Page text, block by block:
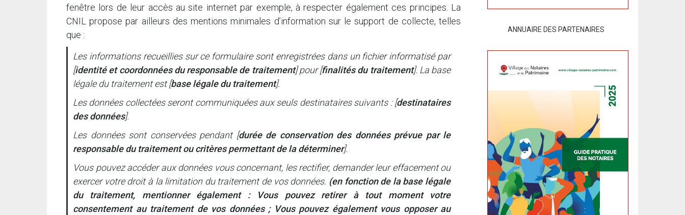
fenêtre lors de leur accès au site internet par exemple, à respecter également ces principes. La
CNIL propose par ailleurs des mentions minimales d’information sur le support de collecte, telles
que :
Les informations recueillies sur ce formulaire sont enregistrées dans un fichier informatisé par
[identité et coordonnées du responsable de traitement] pour [finalités du traitement]. La base
légale du traitement est [base légale du traitement].
Les données collectées seront communiquées aux seuls destinataires suivants : [destinataires
des données].
Les données sont conservées pendant [durée de conservation des données prévue par le
responsable du traitement ou critères permettant de la déterminer].
Vous pouvez accéder aux données vous concernant, les rectifier, demander leur effacement ou
exercer votre droit à la limitation du traitement de vos données. (en fonction de la base légale
du traitement, mentionner également : Vous pouvez retirer à tout moment votre
consentement au traitement de vos données ; Vous pouvez également vous opposer au
ANNUAIRE DES PARTENAIRES